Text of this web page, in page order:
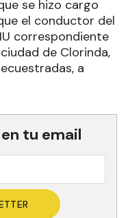
se hizo cargo
el conductor del
correspondiente
de Clorinda,
a
tu email